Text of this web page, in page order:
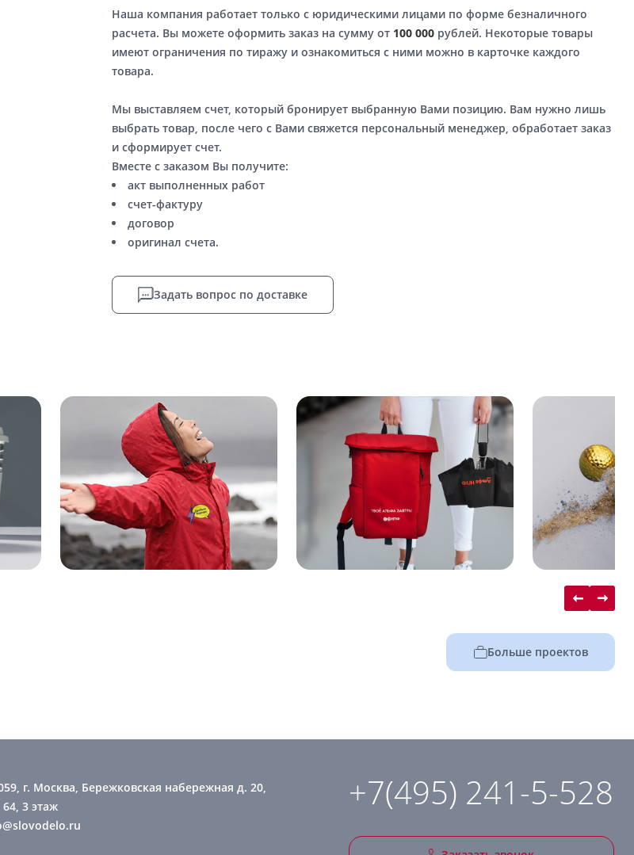
Наша компания работает только с юридическими лицами по форме безналичного
расчета. Вы можете оформить заказ на сумму от 100 000рублей. Некоторые товары
имеют ограничения по тиражу и ознакомиться с ними можно в карточке каждого
товара.
Мы выставляем счет, который бронирует выбранную Вами позицию. Вам нужно лишь
выбрать товар, после чего с Вами свяжется персональный менеджер, обработает заказ
и сформирует счет.
Вместе с заказом Вы получите:
акт выполненных работ
счет-фактуру
договор
оригинал счета.
Задать вопрос по доставке
Больше проектов
г. Москва, Бережковская набережная д. 20,
64, 3 этаж
+7(495) 241-5-528